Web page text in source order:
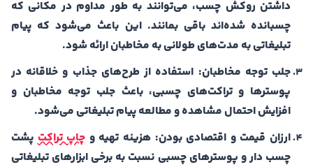
داشتن روکش چسب، می‌توانند به طور مداوم در مکانی که
چسبانده شده‌اند باقی بمانند. این باعث می‌شود که پیام
تبلیغاتی به مدت‌های طولانی به مخاطبان ارائه شود.
جلب توجه مخاطبان: استفاده از طرح‌های جذاب و خلاقانه در
پوسترها و تراکت‌های چسبی، باعث جلب توجه مخاطبان و
افزایش احتمال مشاهده و مطالعه پیام تبلیغاتی می‌شود.
ارزان قیمت و اقتصادی بودن: هزینه تهیه و چاپ تراکت پشت
چسب دار و پوسترهای چسبی نسبت به برخی ابزارهای تبلیغاتی